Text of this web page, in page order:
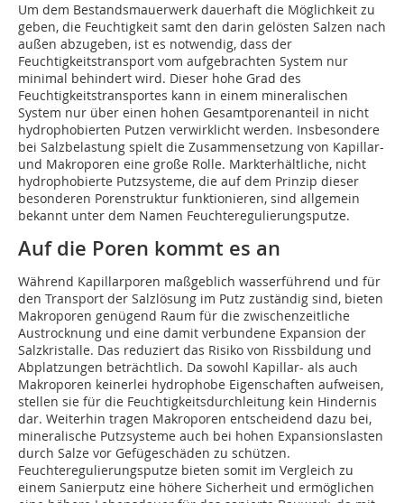
Um dem Bestandsmauerwerk dauerhaft die Möglichkeit zu
geben, die Feuchtigkeit samt den darin gelösten Salzen nach
außen abzugeben, ist es notwendig, dass der
Feuchtigkeitstransport vom aufgebrachten System nur
minimal behindert wird. Dieser hohe Grad des
Feuchtigkeitstransportes kann in einem mineralischen
System nur über einen hohen Gesamtporenanteil in nicht
hydrophobierten Putzen verwirklicht werden. Insbesondere
bei Salzbelastung spielt die Zusammensetzung von Kapillar-
und Makroporen eine große Rolle. Markterhältliche, nicht
hydrophobierte Putzsysteme, die auf dem Prinzip dieser
besonderen Porenstruktur funktionieren, sind allgemein
bekannt unter dem Namen Feuchteregulierungsputze.
Auf die Poren kommt es an
Während Kapillarporen maßgeblich wasserführend und für
den Transport der Salzlösung im Putz zuständig sind, bieten
Makroporen genügend Raum für die zwischenzeitliche
Austrocknung und eine damit verbundene Expansion der
Salzkristalle. Das reduziert das Risiko von Rissbildung und
Abplatzungen beträchtlich. Da sowohl Kapillar- als auch
Makroporen keinerlei hydrophobe Eigenschaften aufweisen,
stellen sie für die Feuchtigkeitsdurchleitung kein Hindernis
dar. Weiterhin tragen Makroporen entscheidend dazu bei,
mineralische Putzsysteme auch bei hohen Expansionslasten
durch Salze vor Gefügeschäden zu schützen.
Feuchteregulierungsputze bieten somit im Vergleich zu
einem Sanierputz eine höhere Sicherheit und ermöglichen